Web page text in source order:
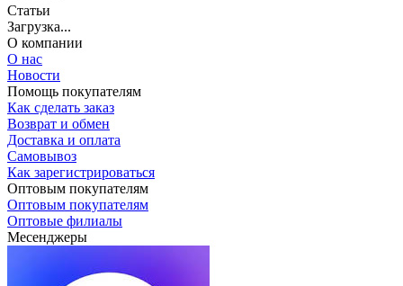
Статьи
Загрузка...
О компании
О нас
Новости
Помощь покупателям
Как сделать заказ
Возврат и обмен
Доставка и оплата
Самовывоз
Как зарегистрироваться
Оптовым покупателям
Оптовым покупателям
Оптовые филиалы
Месенджеры